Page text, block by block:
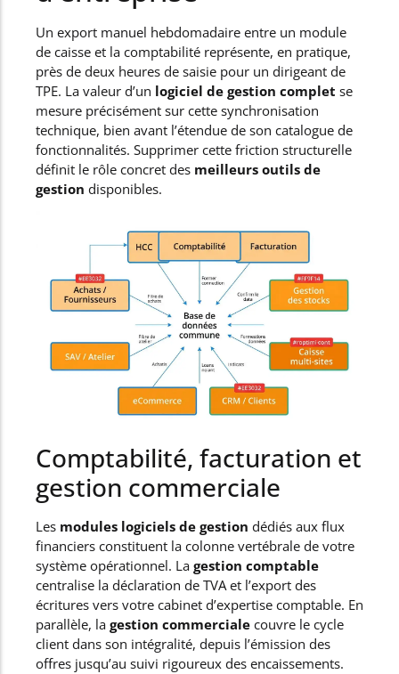
Un export manuel hebdomadaire entre un module
de caisse et la comptabilité représente, en pratique,
près de deux heures de saisie pour un dirigeant de
TPE. La valeur d’un logiciel de gestion complet se
mesure précisément sur cette synchronisation
technique, bien avant l’étendue de son catalogue de
fonctionnalités. Supprimer cette friction structurelle
définit le rôle concret des meilleurs outils de
gestion disponibles.
Comptabilité, facturation et
gestion commerciale
Les modules logiciels de gestion dédiés aux flux
financiers constituent la colonne vertébrale de votre
système opérationnel. La gestion comptable
centralise la déclaration de TVA et l’export des
écritures vers votre cabinet d’expertise comptable. En
parallèle, la gestion commerciale couvre le cycle
client dans son intégralité, depuis l’émission des
offres jusqu’au suivi rigoureux des encaissements.